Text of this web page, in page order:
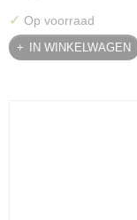
✓ Op voorraad
IN WINKELWAGEN